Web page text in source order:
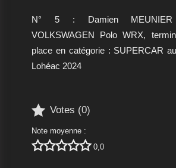
N° 5 : Damien
VOLKSWAGEN Polo WRX,
place en catégorie : SUPERCAR
Lohéac 2024
 Votes (0)
Note moyenne :
 0,0